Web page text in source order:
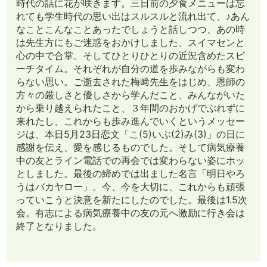
時代の話に花が咲きます。三日前の夕食メニューは忘
れても学生時代の思い出はスルスルと流れ出て、♪あん
なことこんなことあったでしょうと話しつつ、あの時
は先生方にもご迷惑をおかけしました、スイマセンと
心の中で合掌。そしてひとりひとりの近況含めたスピ
ーチタイム。それぞれが自分の道を歩みながらも変わ
らない思い。ご逝去された梅﨑先生をはじめ、恩師の
方々の厳しさと優しさから学んだこと、みんながいた
から乗り越えられたこと、３年間のおかげでぶれずに
来れたし、これからも歩み進んでいくというメッセー
ジは、本日5月23日恋文「こ(5)いぶ(2)み(3)」の日に
感謝を伝え、愛を感じるものでした。そして病気療養
中の友とライン電話での再会では変わらない姿にホッ
としました。最後の締めでは出ました名言「明日やろ
うはバカヤロー」。今、今を大切に、これからも頑張
っていこうと決意を新たにしたのでした。最後は1.5次
会。有志による病気療養中の友の元へ激励に行き会は
終了となりました。